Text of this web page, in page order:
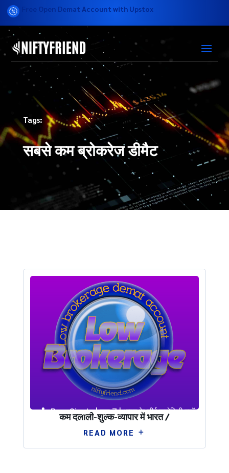
Free Open Demat Account with Upstox
Tags:
सबसे कम ब्रोकरेज डीमैट
कम दलाली-शुल्क-व्यापार में भारत /
by Ram Singh |जून 7|भारत के शीर्ष कमोडिटी स्टॉक
Demat account
READ MORE